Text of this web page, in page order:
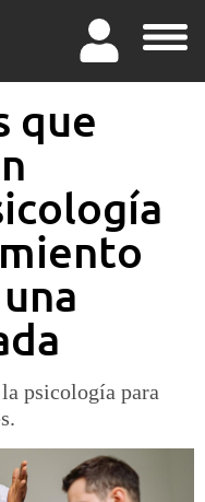
que
psicología para